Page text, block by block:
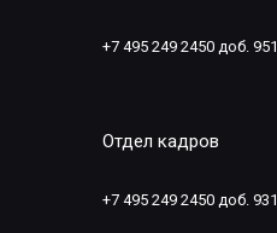
+7 495 249 2450 доб. 951
Отдел кадров
+7 495 249 2450 доб. 931